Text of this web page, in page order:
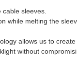
sleeves.
while melting the
allows us to
without